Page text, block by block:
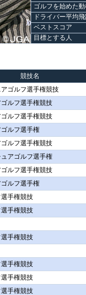
ゴルフを始めた
ドライバー平均
ベストスコア
目標とする人
競技名
ゴルフ選手権競技
ルフ選手権競技
ルフ選手権競技
ルフ選手権
ルフ選手権競技
アゴルフ選手権
ルフ選手権競技
ルフ選手権
手権競技
手権競技
手権競技
手権競技
手権競技
手権競技